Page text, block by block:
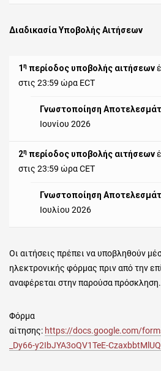
Διαδικασία Υποβολής Αιτήσεων
1η περίοδος υποβολής αιτήσεων
στις 23:59 ώρα ECT
Γνωστοποίηση
Ιουνίου 2026
2η περίοδος υποβολής αιτήσεων
στις 23:59 ώρα CET
Γνωστοποίηση
Ιουλίου 2026
Οι αιτήσεις πρέπει να υποβληθούν
ηλεκτρονικής φόρμας πριν από την
αναφέρεται στην παρούσα πρόσκληση.
Φόρμα
αίτησης: https://docs.google.com/
_Dy66-y2IbJYA3oQV1TeE-